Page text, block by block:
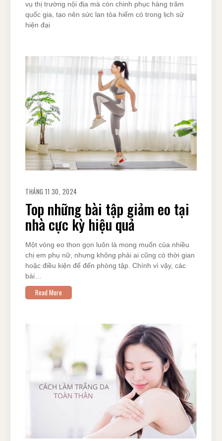
vụ thị trường nội địa mà còn chinh phục hàng trăm
quốc gia, tạo nên sức lan tỏa hiếm có trong lịch sử
hiện đại
THÁNG 11 30, 2024
Top những bài tập giảm eo tại
nhà cực kỳ hiệu quả
Một vòng eo thon gọn luôn là mong muốn của nhiều
chị em phụ nữ, nhưng không phải ai cũng có thời gian
hoặc điều kiện để đến phòng tập. Chính vì vậy, các
bài…
Read More